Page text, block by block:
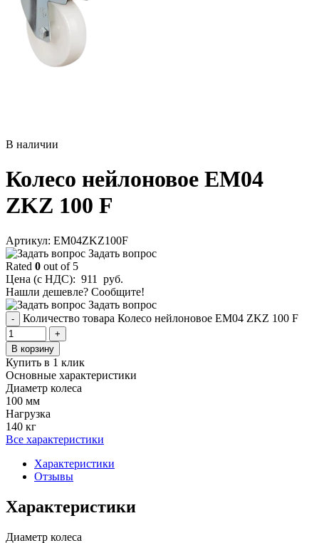
В наличии
Колесо нейлоновое EM04
ZKZ 100 F
Aртикул: EM04ZKZ100F
Задать вопрос
Rated 0 out of 5
Цена (с НДС): 911
руб.
Нашли дешевле? Сообщите!
Задать вопрос
- Количество товара Колесо нейлоновое EM04 ZKZ 100 F
+
В корзину
Купить в 1 клик
Основные характеристики
Диаметр колеса
100 мм
Нагрузка
140 кг
Все характеристики
Характеристики
Отзывы
Характеристики
Диаметр колеса